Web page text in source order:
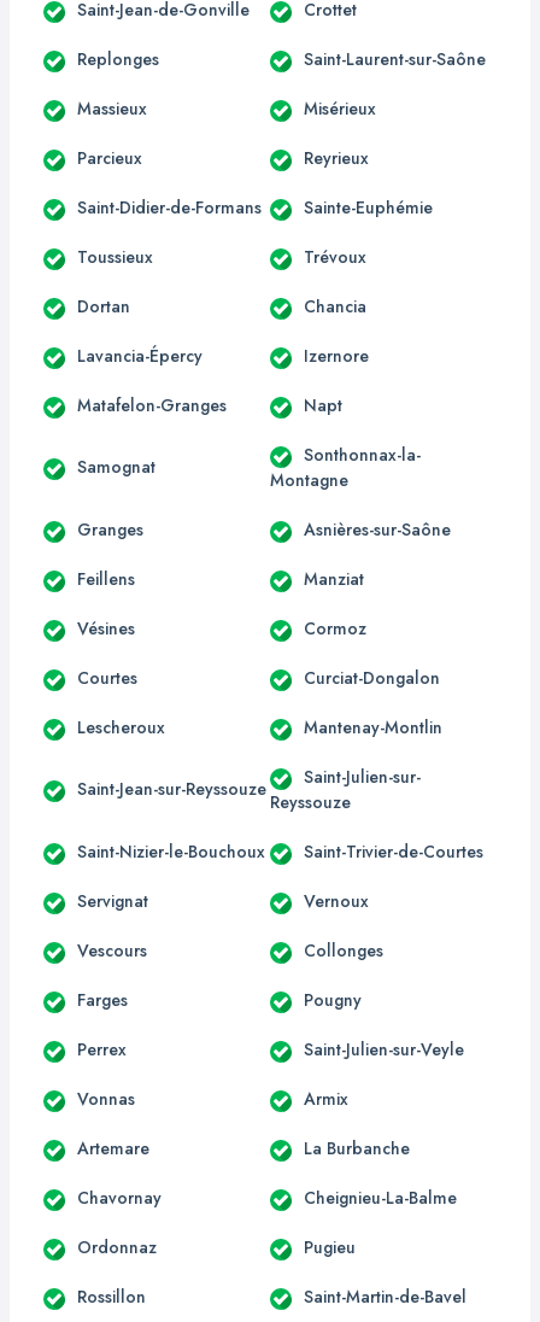
Saint-Jean-de-Gonville Crottet
Replonges Saint-Laurent-sur-Saône
Massieux Misérieux
Parcieux Reyrieux
Saint-Didier-de-Formans Sainte-Euphémie
Toussieux Trévoux
Dortan Chancia
Lavancia-Épercy Izernore
Matafelon-Granges Napt
Samognat
Sonthonnax-la-
Montagne
Granges Asnières-sur-Saône
Feillens Manziat
Vésines Cormoz
Courtes Curciat-Dongalon
Lescheroux Mantenay-Montlin
Saint-Jean-sur-Reyssouze
Saint-Julien-sur-
Reyssouze
Saint-Nizier-le-Bouchoux Saint-Trivier-de-Courtes
Servignat Vernoux
Vescours Collonges
Farges Pougny
Perrex Saint-Julien-sur-Veyle
Vonnas Armix
Artemare La Burbanche
Chavornay Cheignieu-La-Balme
Ordonnaz Pugieu
Rossillon Saint-Martin-de-Bavel